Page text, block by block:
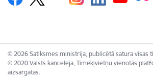
© 2026 Satiksmes ministrija, publicētā satura visas
© 2020 Valsts kanceleja, Tīmekļvietņu vienotās
aizsargātas.